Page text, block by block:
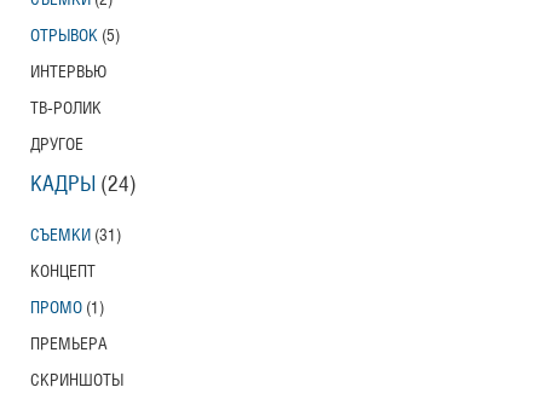
ОТРЫВОК (5)
ИНТЕРВЬЮ
ТВ-РОЛИК
ДРУГОЕ
КАДРЫ (24)
СЪЕМКИ (31)
КОНЦЕПТ
ПРОМО (1)
ПРЕМЬЕРА
СКРИНШОТЫ